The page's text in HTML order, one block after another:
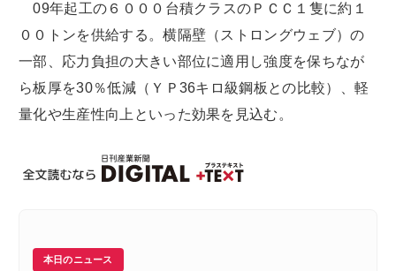
09年起工の６０００台積クラスのＰＣＣ１隻に約１
００トンを供給する。横隔壁（ストロングウェブ）の
一部、応力負担の大きい部位に適用し強度を保ちなが
ら板厚を30％低減（ＹＰ36キロ級鋼板との比較）、軽
量化や生産性向上といった効果を見込む。
本日のニュース